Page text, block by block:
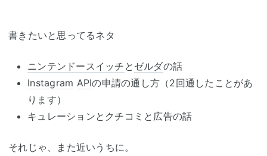
書きたいと思ってるネタ
ニンテンドースイッチ と ゼルダの話
Instagram APIの申請の通し方（2回通したことがあ
ります）
キュレーションとクチコミと広告の話
それじゃ、また近いうちに。